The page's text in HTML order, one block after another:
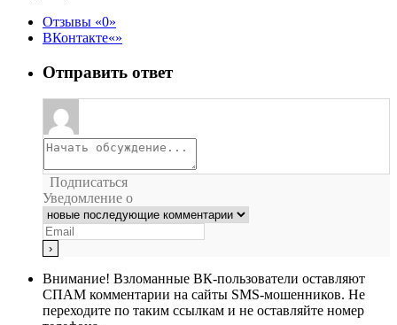
Отзывы
0
ВКонтакте
Отправить ответ
Подписаться
Уведомление о
Внимание! Взломанные ВК-пользователи оставляют
СПАМ комментарии на сайты SMS-мошенников. Не
переходите по таким ссылкам и не оставляйте номер